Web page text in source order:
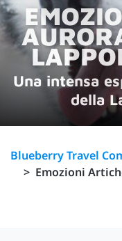
Una intensa
della
Blueberry Travel
> Emozioni